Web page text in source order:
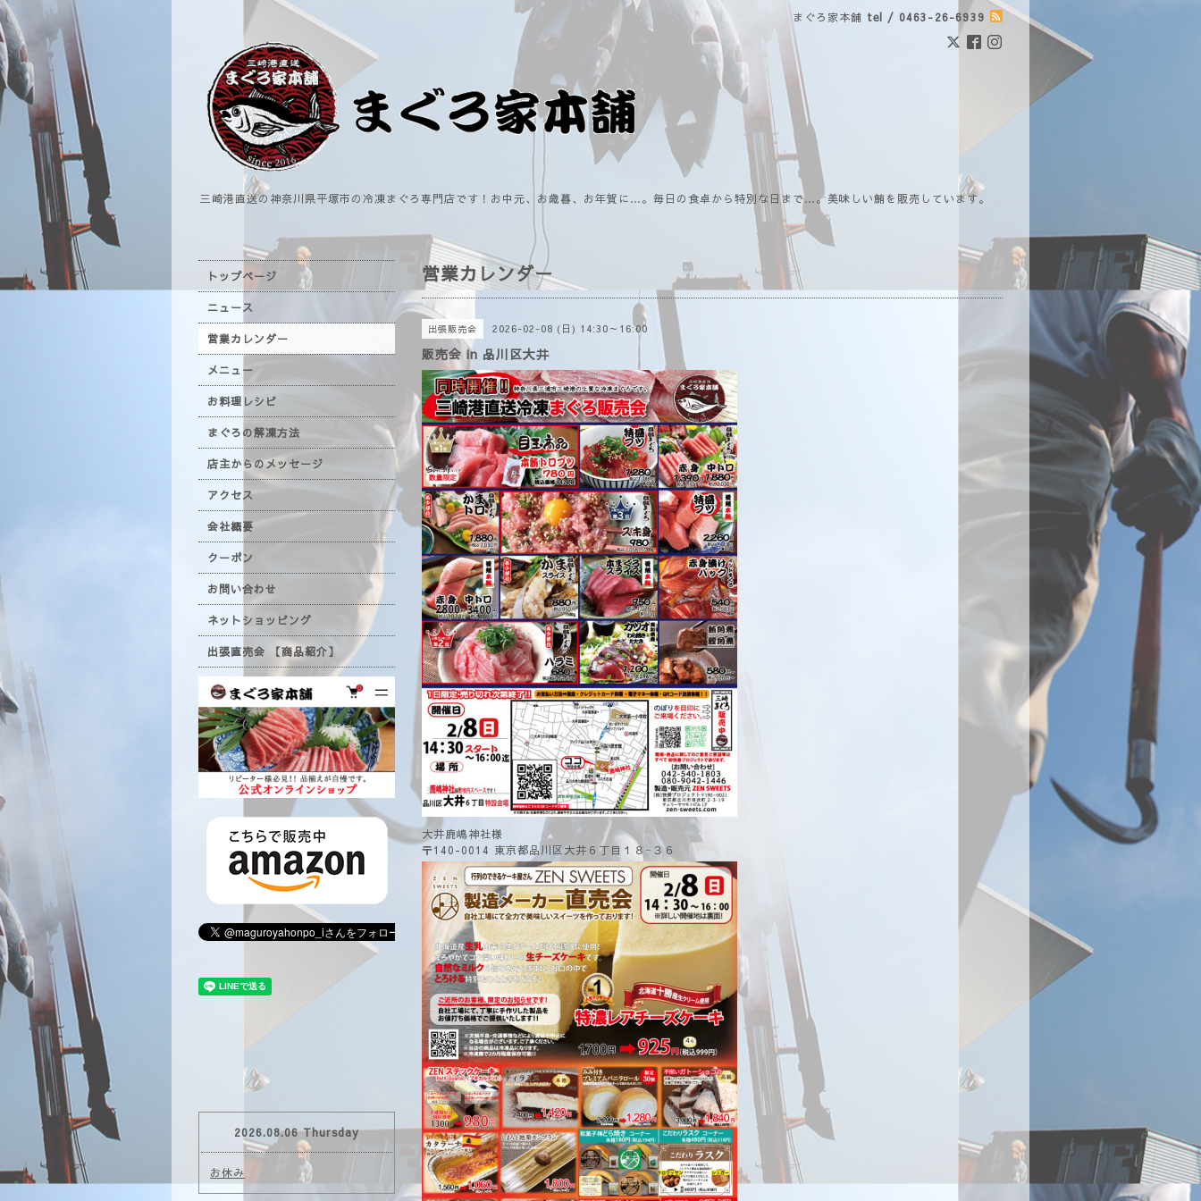
まぐろ家本舗 tel / 0463-26-6939
三崎港直送の神奈川県平塚市の冷凍まぐろ専門店です！お中元、お歳暮、お年賀に…。毎日の食卓から特別な日まで…。美味しい鮪を販売しています。
営業カレンダー
出張販売会 2026-02-08 (日) 14:30～16:00
販売会 in 品川区大井
大井鹿嶋神社様
〒140-0014 東京都品川区大井６丁目１８−３６
トップページ
ニュース
営業カレンダー
メニュー
お料理レシピ
まぐろの解凍方法
店主からのメッセージ
アクセス
会社概要
クーポン
お問い合わせ
ネットショッピング
出張直売会 【商品紹介】
2026.08.06 Thursday
お休み